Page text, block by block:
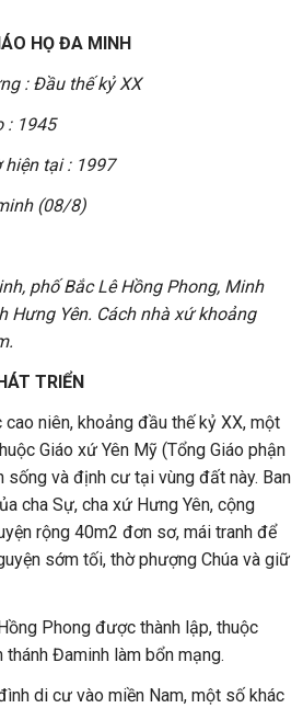
HỌ ĐA MINH
: Đầu thế kỷ XX
: 1945
tại : 1997
(08/8)
phố Bắc Lê Hồng Phong, Minh
Hưng Yên. Cách nhà xứ khoảng
TRIỂN
niên, khoảng đầu thế kỷ XX, một
Giáo xứ Yên Mỹ (Tổng Giáo phận
sống và định cư tại vùng đất này. Ban
cha Sự, cha xứ Hưng Yên, cộng
rộng 40m2 đơn sơ, mái tranh để
sớm tối, thờ phượng Chúa và giữ
Phong được thành lập, thuộc
thánh Đaminh làm bổn mạng.
di cư vào miền Nam, một số khác